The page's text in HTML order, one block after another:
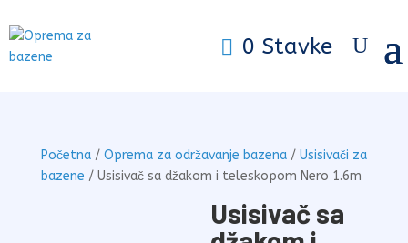
0 Stavke
Početna/ Oprema za održavanje bazena/ Usisivači za
bazene / Usisivač sa džakom i teleskopom Nero 1.6m
Usisivač sa